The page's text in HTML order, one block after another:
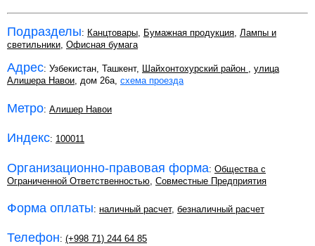
Подразделы: Канцтовары, Бумажная продукция, Лампы и
светильники, Офисная бумага
Адрес: Узбекистан, Ташкент, Шайхонтохурский район , улица
Алишера Навои, дом 26а, схема проезда
Метро: Алишер Навои
Индекс: 100011
Организационно-правовая форма: Общества с
Ограниченной Ответственностью Совместные Предприятия
Форма оплаты: наличный расчет, безналичный расчет
Телефон: (+998 71) 244 64 85